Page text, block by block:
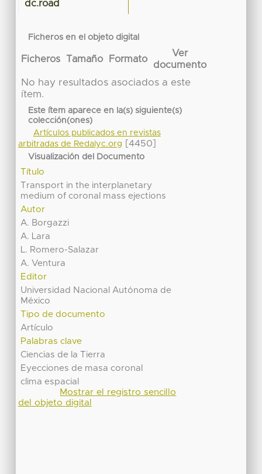
dc.road
Ficheros en el objeto digital
Ficheros Tamaño Formato
Ver
documento
No hay resultados asociados a este
ítem.
Este ítem aparece en la(s) siguiente(s)
colección(ones)
Artículos publicados en revistas
arbitradas de Redalyc.org
[4450]
Visualización del Documento
Título
Transport in the interplanetary
medium of coronal mass ejections
Autor
A. Borgazzi
A. Lara
L. Romero-Salazar
A. Ventura
Editor
Universidad Nacional Autónoma de
México
Tipo de documento
Artículo
Palabras clave
Ciencias de la Tierra
Eyecciones de masa coronal
clima espacial
Mostrar el registro sencillo
del objeto digital